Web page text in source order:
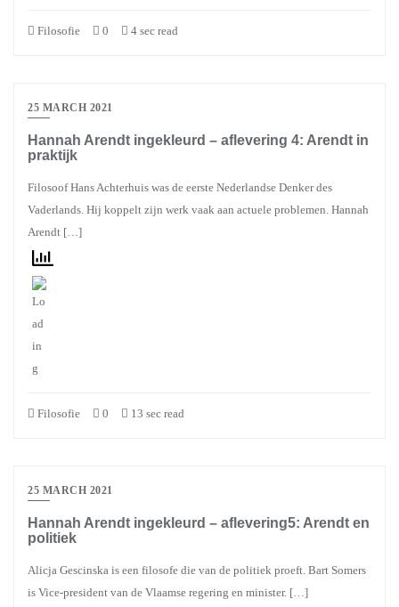
Filosofie 0 4 sec read
25 MARCH 2021
Hannah Arendt ingekleurd – aflevering 4: Arendt in
praktijk
Filosoof Hans Achterhuis was de eerste Nederlandse Denker des
Vaderlands. Hij koppelt zijn werk vaak aan actuele problemen. Hannah
Arendt […]
Filosofie 0 13 sec read
25 MARCH 2021
Hannah Arendt ingekleurd – aflevering5: Arendt en
politiek
Alicja Gescinska is een filosofe die van de politiek proeft. Bart Somers
is Vice-president van de Vlaamse regering en minister. […]